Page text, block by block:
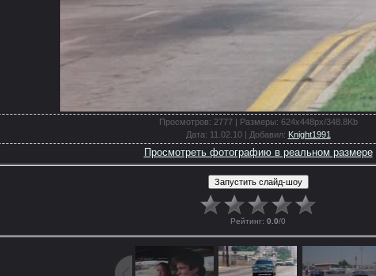
Просмотров: 2777 | Размеры: 624x448px/348.8Kb
Дата: 11.02.10 | Добавил: Knight1991
Просмотреть фотографию в реальном размере
Рейтинг: 0.0/0